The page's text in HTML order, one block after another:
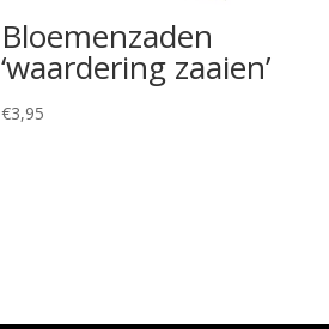
Bloemenzaden
‘waardering zaaien’
€3,95